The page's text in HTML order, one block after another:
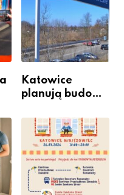
Katowice
planują budowę
przesiadkoweg
o w Podlesiu